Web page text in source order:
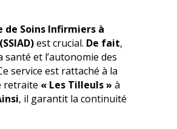
de Soins Infirmiers à
est crucial. De fait,
santé et l’autonomie des
service est rattaché à la
retraite « Les Tilleuls » à
, il garantit la continuité